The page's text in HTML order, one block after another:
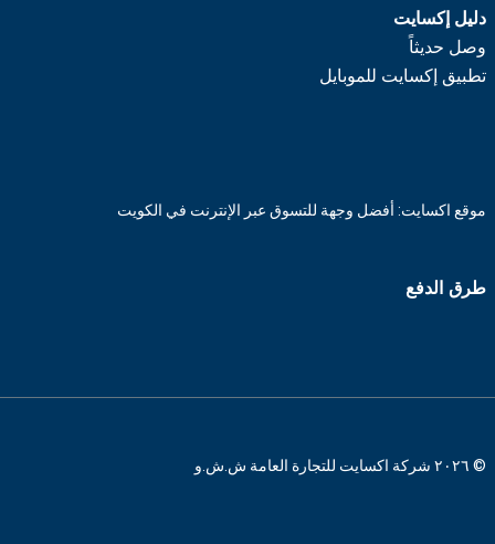
دليل إكسايت
وصل حديثاً
تطبيق إكسايت للموبايل
موقع اكسايت: أفضل وجهة للتسوق عبر الإنترنت في الكويت
طرق الدفع
© ٢٠٢٦ شركة اكسايت للتجارة العامة ش.ش.و